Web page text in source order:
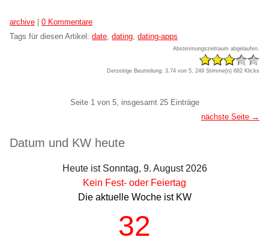
Kategorien:
archive
0 Kommentare
Tags für diesen Artikel: date, dating, dating-apps
Abstimmungszeitraum abgelaufen.
Derzeitige Beurteilung: 3.74 von 5, 249 Stimme(n) 682 Klicks
Seite 1 von 5, insgesamt 25 Einträge
nächste Seite →
Seitenleiste
Datum und KW heute
Heute ist Sonntag, 9. August 2026
Kein Fest- oder Feiertag
Die aktuelle Woche ist KW
32